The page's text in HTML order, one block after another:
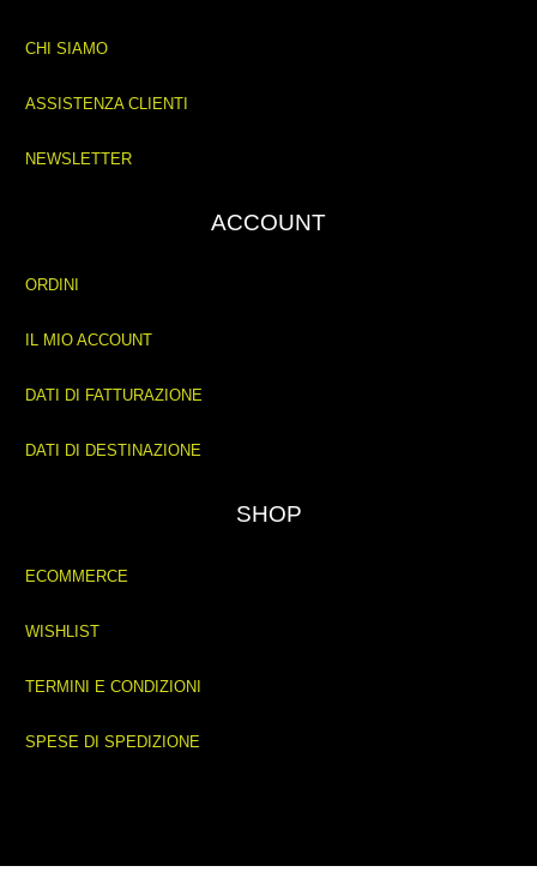
CHI SIAMO
ASSISTENZA CLIENTI
NEWSLETTER
ACCOUNT
ORDINI
IL MIO ACCOUNT
DATI DI FATTURAZIONE
DATI DI DESTINAZIONE
SHOP
ECOMMERCE
WISHLIST
TERMINI E CONDIZIONI
SPESE DI SPEDIZIONE